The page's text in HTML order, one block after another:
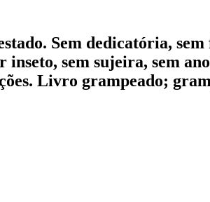
Sem dedicatória,
sem sujeira, sem
Livro grampeado;